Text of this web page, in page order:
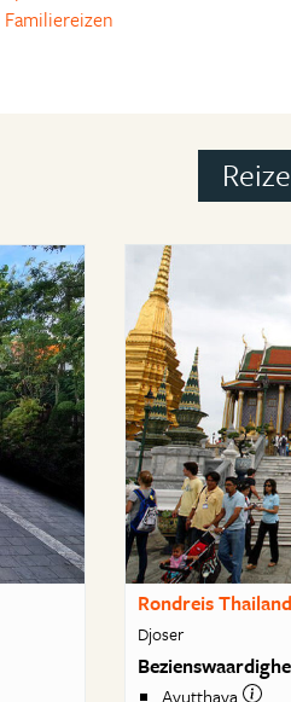
Familiereizen
Rondreis Thailand
Djoser
Ayutthaya